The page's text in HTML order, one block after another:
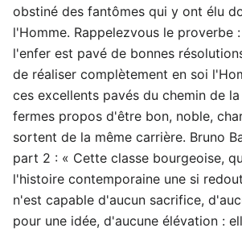
obstiné des fantômes qui y ont élu
l'Homme. Rappelezvous le proverbe
l'enfer est pavé de bonnes
de réaliser complètement en soi
ces excellents pavés du chemin de
fermes propos d'être bon, noble,
sortent de la même carrière. Bruno
part 2 : « Cette classe bourgeoise,
l'histoire contemporaine une si
n'est capable d'aucun sacrifice,
pour une idée, d'aucune élévation :